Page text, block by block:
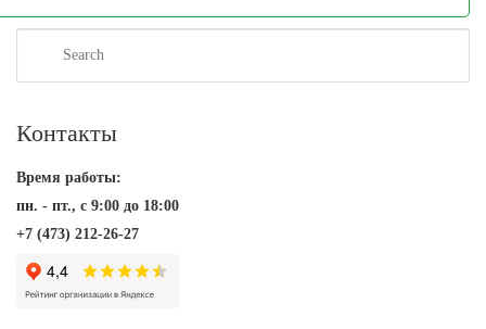
Search
Контакты
Время работы:
пн. - пт., с 9:00 до 18:00
+7 (473) 212-26-27